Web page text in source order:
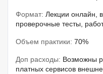
Формат: Лекции онлайн,
проверочные тесты,
Объем практики: 70%
Доп расходы: Возможны
платных сервисов